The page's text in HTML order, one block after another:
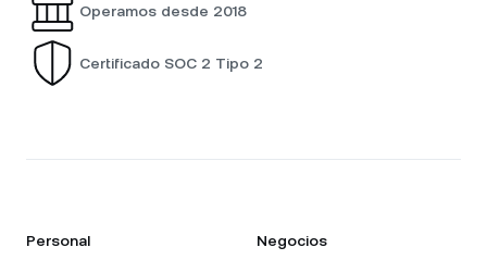
Operamos desde 2018
Certificado SOC 2 Tipo 2
Personal Negocios